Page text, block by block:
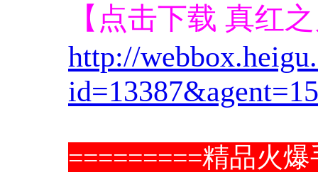
【点击下载 真红
http://
=========精品火